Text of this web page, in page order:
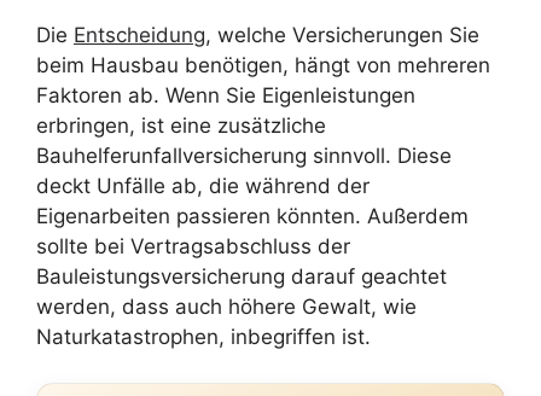
Die Entscheidung, welche Versicherungen Sie
beim Hausbau benötigen, hängt von mehreren
Faktoren ab. Wenn Sie Eigenleistungen
erbringen, ist eine zusätzliche
Bauhelferunfallversicherung sinnvoll. Diese
deckt Unfälle ab, die während der
Eigenarbeiten passieren könnten. Außerdem
sollte bei Vertragsabschluss der
Bauleistungsversicherung darauf geachtet
werden, dass auch höhere Gewalt, wie
Naturkatastrophen, inbegriffen ist.